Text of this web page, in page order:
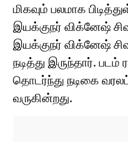
மிகவும் பலமாக
இயக்குநர் விக்னேஷ்
இயக்குநர் விக்னேஷ்
நடித்து இருந்தார்.
தொடர்ந்து நடிகை
வருகின்றது.